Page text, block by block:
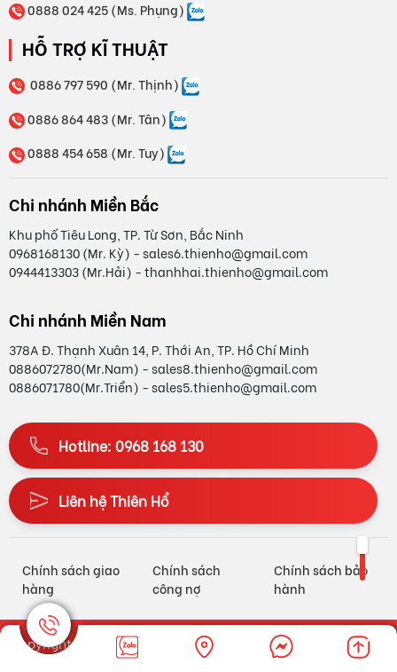
0888 024 425 (Ms. Phụng)
HỖ TRỢ KĨ THUẬT
0886 797 590 (Mr. Thịnh)
0886 864 483 (Mr. Tân)
0888 454 658 (Mr. Tuy)
Chi nhánh Miền Bắc
Khu phố Tiêu Long, TP. Từ Sơn, Bắc Ninh
0968168130 (Mr. Kỳ) - sales6.thienho@gmail.com
0944413303 (Mr.Hải) - thanhhai.thienho@gmail.com
Chi nhánh Miền Nam
378A Đ. Thạnh Xuân 14, P. Thới An, TP. Hồ Chí Minh
0886072780(Mr.Nam) - sales8.thienho@gmail.com
0886071780(Mr.Triển) - sales5.thienho@gmail.com
Hotline: 0968 168 130
Liên hệ Thiên Hổ
Chính sách giao
hàng
Chính sách
công nợ
Chính sách bảo
hành
Copyright © 2025THIÊN HỔ TECHNOLOGY CO.LTD
. Designed
Nina.vn